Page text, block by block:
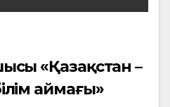
«Қазақстан –
аймағы»